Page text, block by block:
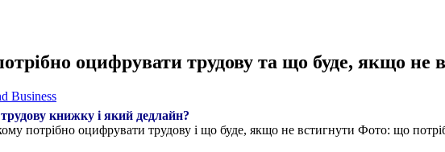
оцифрувати трудову та що буде, якщо не
Business
книжку і який дедлайн?
потрібно оцифрувати трудову і що буде, якщо не встигнути Фото: що